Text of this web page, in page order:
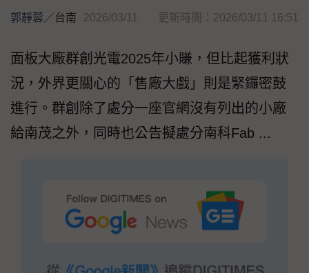
郭靜蓉／台南 2026/03/11 更新時間：2026/03/11 16:51
面板大廠群創光電2025年小賺，但比起獲利狀
況，外界更關心的「售廠大戲」則是緊鑼密鼓
進行。群創除了處分一座官網沒有列出的小廠
給南茂之外，同時也公告擬處分南科Fab ...